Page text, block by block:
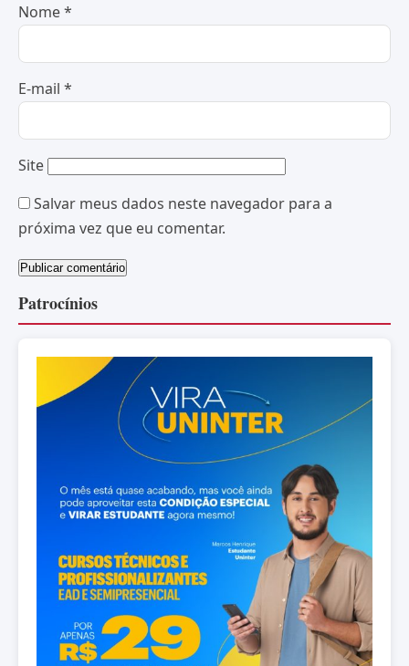
Nome*
E-mail *
Site
Salvar meus dados neste navegador para a
próxima vez que eu comentar.
Patrocínios